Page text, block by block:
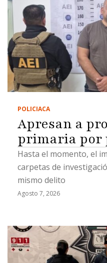
POLICIACA
Apresan a
primaria por
Hasta el momento, el
carpetas de
mismo delito
Agosto 7, 2026